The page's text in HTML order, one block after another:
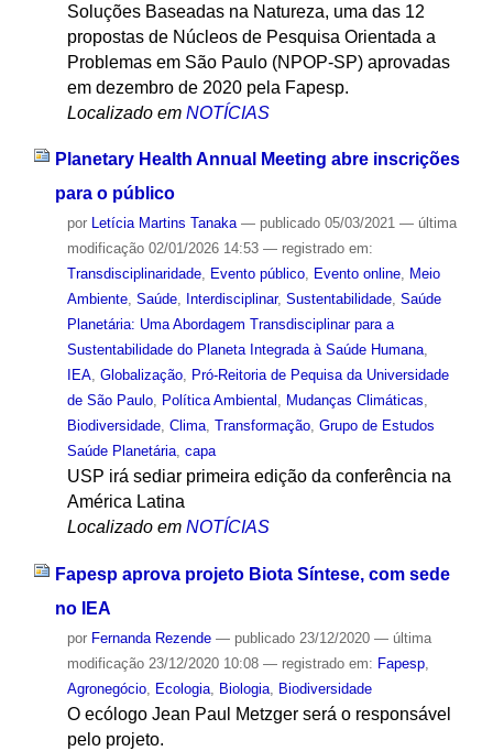
Soluções Baseadas na Natureza, uma das 12
propostas de Núcleos de Pesquisa Orientada a
Problemas em São Paulo (NPOP-SP) aprovadas
em dezembro de 2020 pela Fapesp.
Localizado em NOTÍCIAS
Planetary Health Annual Meeting abre inscrições
para o público
por Letícia Martins Tanaka — publicado05/03/2021 — última
modificação02/01/2026 14:53 — registrado em:
Transdisciplinaridade, Evento público, Evento online, Meio
Ambiente, Saúde, Interdisciplinar, Sustentabilidade, Saúde
Planetária: Uma Abordagem Transdisciplinar para a
Sustentabilidade do Planeta Integrada à Saúde Humana,
IEA, Globalização, Pró-Reitoria de Pequisa da Universidade
de São Paulo, Política Ambiental , Mudanças Climáticas,
Biodiversidade, Clima, Transformação, Grupo de Estudos
Saúde Planetária, capa
USP irá sediar primeira edição da conferência na
América Latina
Localizado em NOTÍCIAS
Fapesp aprova projeto Biota Síntese, com sede
no IEA
por Fernanda Rezende — publicado23/12/2020 — última
modificação23/12/2020 10:08 — registrado em: Fapesp,
Agronegócio, Ecologia, Biologia, Biodiversidade
O ecólogo Jean Paul Metzger será o responsável
pelo projeto.